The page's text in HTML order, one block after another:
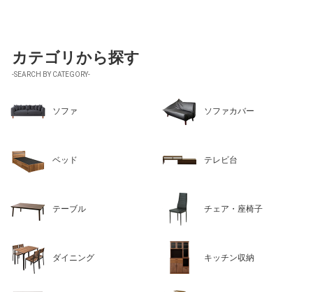
カテゴリから探す
-SEARCH BY CATEGORY-
ソファ ソファカバー
ベッド テレビ台
テーブル チェア・座椅子
ダイニング キッチン収納